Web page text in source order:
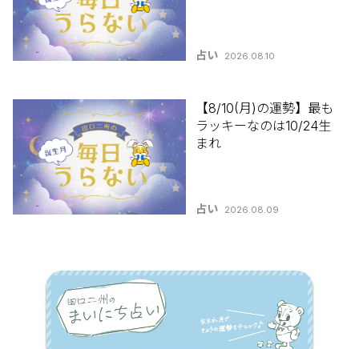
占い 2026.08.10
【8/10(月)の運勢】最も
ラッキーなのは10/24生
まれ
占い 2026.08.09